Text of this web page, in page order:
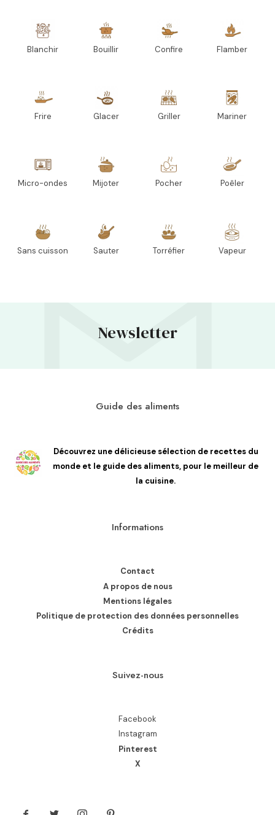
Blanchir Bouillir Confire Flamber
Frire Glacer Griller Mariner
Micro-ondes Mijoter Pocher Poêler
Sans cuisson Sauter Torréfier Vapeur
Newsletter
Guide des aliments
Découvrez une délicieuse sélection de recettes du
monde et le guide des aliments, pour le meilleur de
la cuisine.
Informations
Contact
A propos de nous
Mentions légales
Politique de protection des données personnelles
Crédits
Suivez-nous
Facebook
Instagram
Pinterest
X